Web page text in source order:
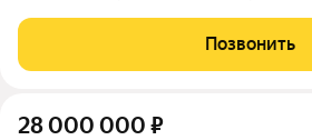
популярном жилом комплексе
выгодно выделяется на рынке благодаря
Позвонить
28 000 000 ₽